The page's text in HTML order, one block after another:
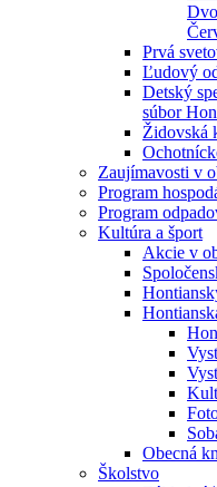
Prvá
Ľudový
Detský
súbor
Židovská
Zaujímavosti v
Program
Program
Kultúra a šport
Akcie v
Obecná
Školstvo